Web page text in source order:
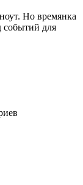
Но времянка
событий для